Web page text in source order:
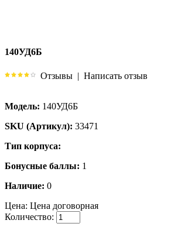
140УД6Б
Отзывы | Написать отзыв
Модель: 140УД6Б
SKU (Артикул): 33471
Тип корпуса:
Бонусные баллы: 1
Наличие: 0
Цена: Цена договорная
Количество: